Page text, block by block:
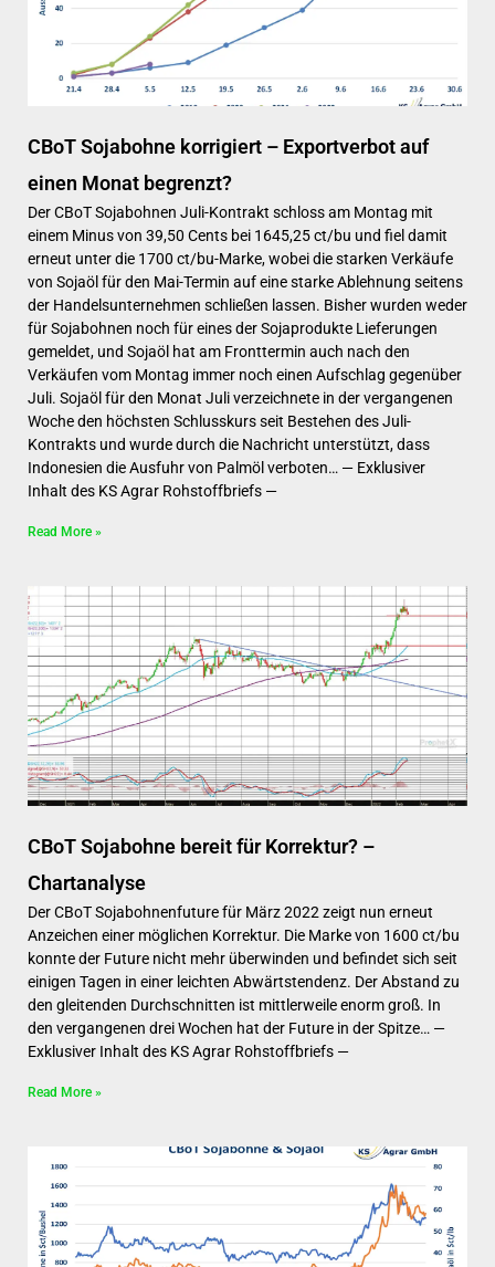
CBoT Sojabohne korrigiert – Exportverbot auf
einen Monat begrenzt?
Der CBoT Sojabohnen Juli-Kontrakt schloss am Montag mit
einem Minus von 39,50 Cents bei 1645,25 ct/bu und fiel damit
erneut unter die 1700 ct/bu-Marke, wobei die starken Verkäufe
von Sojaöl für den Mai-Termin auf eine starke Ablehnung seitens
der Handelsunternehmen schließen lassen. Bisher wurden weder
für Sojabohnen noch für eines der Sojaprodukte Lieferungen
gemeldet, und Sojaöl hat am Fronttermin auch nach den
Verkäufen vom Montag immer noch einen Aufschlag gegenüber
Juli. Sojaöl für den Monat Juli verzeichnete in der vergangenen
Woche den höchsten Schlusskurs seit Bestehen des Juli-
Kontrakts und wurde durch die Nachricht unterstützt, dass
Indonesien die Ausfuhr von Palmöl verboten… — Exklusiver
Inhalt des KS Agrar Rohstoffbriefs —
Read More »
CBoT Sojabohne bereit für Korrektur? –
Chartanalyse
Der CBoT Sojabohnenfuture für März 2022 zeigt nun erneut
Anzeichen einer möglichen Korrektur. Die Marke von 1600 ct/bu
konnte der Future nicht mehr überwinden und befindet sich seit
einigen Tagen in einer leichten Abwärtstendenz. Der Abstand zu
den gleitenden Durchschnitten ist mittlerweile enorm groß. In
den vergangenen drei Wochen hat der Future in der Spitze… —
Exklusiver Inhalt des KS Agrar Rohstoffbriefs —
Read More »